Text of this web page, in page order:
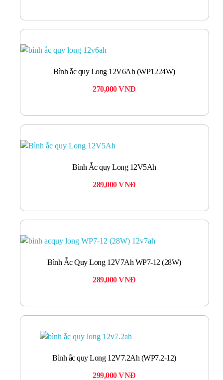
Bình ắc quy Long 12V6Ah (WP1224W)
270,000VNĐ
Bình Ắc quy Long 12V5Ah
289,000VNĐ
Bình Ắc Quy Long 12V7Ah WP7-12 (28W)
289,000VNĐ
Bình ắc quy Long 12V7.2Ah (WP7.2-12)
299,000VNĐ